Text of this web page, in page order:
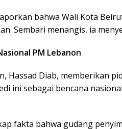
bahwa Wali Kota
Sembari menangis, ia
PM Lebanon
Hassad Diab, memberikan
ini sebagai bencana
fakta bahwa gudang